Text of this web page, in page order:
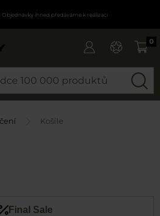
ihned předáváme k realizaci
0
Košile
Final Sale